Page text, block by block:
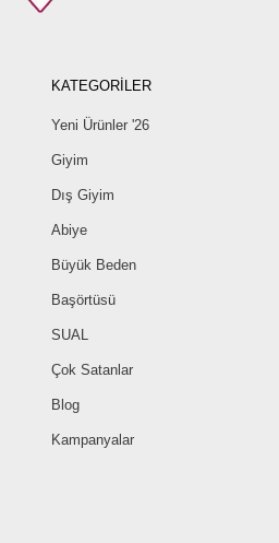
KATEGORİLER
Yeni Ürünler '26
Giyim
Dış Giyim
Abiye
Büyük Beden
Başörtüsü
SUAL
Çok Satanlar
Blog
Kampanyalar